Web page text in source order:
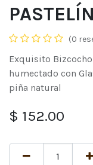
(0
Exquisito
humectado con
piña natural
$ 152.00